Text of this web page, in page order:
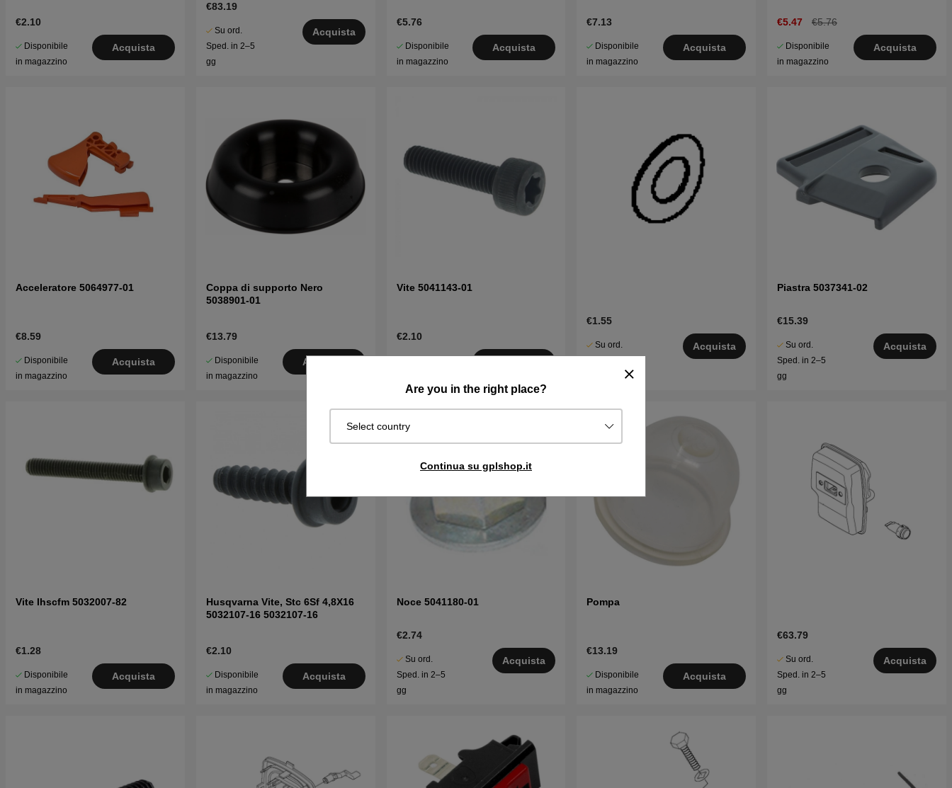
Are you in the right place?
Select country
Continua su gplshop.it
€2.10
Disponibile
in magazzino
Acquista
€83.19
Su ord.
Sped. in 2–5
gg
Acquista
€5.76
Disponibile
in magazzino
Acquista
€7.13
Disponibile
in magazzino
Acquista
€5.47 €5.76
Disponibile
in magazzino
Acquista
Acceleratore 5064977-01
€8.59
Disponibile
in magazzino
Acquista
Coppa di supporto Nero
5038901-01
€13.79
Disponibile
in magazzino
Acquista
Vite 5041143-01
€2.10
€1.55
Su ord.
Acquista
Piastra 5037341-02
€15.39
Su ord.
Sped. in 2–5
gg
Acquista
Vite Ihscfm 5032007-82
€1.28
Disponibile
in magazzino
Acquista
Husqvarna Vite, Stc 6Sf 4,8X16
5032107-16 5032107-16
€2.10
Disponibile
in magazzino
Acquista
Noce 5041180-01
€2.74
Su ord.
Sped. in 2–5
gg
Acquista
Pompa
€13.19
Disponibile
in magazzino
Acquista
€63.79
Su ord.
Sped. in 2–5
gg
Acquista